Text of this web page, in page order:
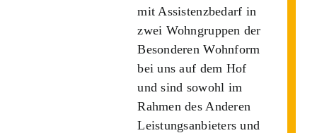
mit Assistenzbedarf in
zwei Wohngruppen der
Besonderen Wohnform
bei uns auf dem Hof
und sind sowohl im
Rahmen des Anderen
Leistungsanbieters und